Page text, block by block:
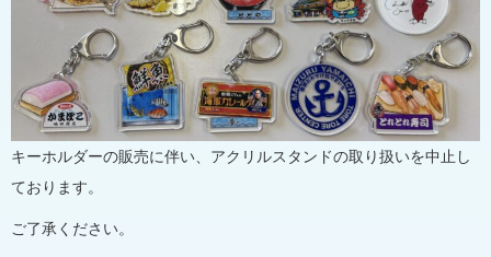
キーホルダーの販売に伴い、アクリルスタンドの取り扱いを中止し
ております。
ご了承ください。